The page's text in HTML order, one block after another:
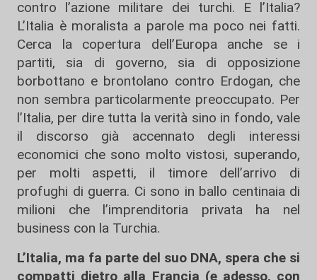
contro l’azione militare dei turchi. E l’Italia?
L’Italia è moralista a parole ma poco nei fatti.
Cerca la copertura dell’Europa anche se i
partiti, sia di governo, sia di opposizione
borbottano e brontolano contro Erdogan, che
non sembra particolarmente preoccupato. Per
l’Italia, per dire tutta la verità sino in fondo, vale
il discorso già accennato degli interessi
economici che sono molto vistosi, superando,
per molti aspetti, il timore dell’arrivo di
profughi di guerra. Ci sono in ballo centinaia di
milioni che l’imprenditoria privata ha nel
business con la Turchia.
L’Italia, ma fa parte del suo DNA, spera che si
compatti dietro alla Francia (e adesso, con